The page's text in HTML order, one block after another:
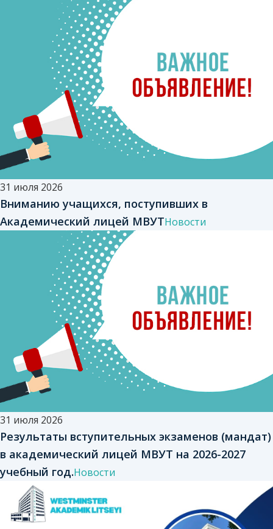
31 июля 2026
Вниманию учащихся, поступивших в
Академический лицей МВУТНовости
31 июля 2026
Результаты вступительных экзаменов (мандат)
в академический лицей МВУТ на 2026-2027
учебный год.Новости